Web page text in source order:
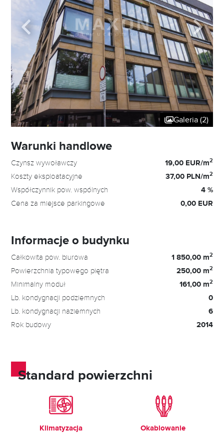
Galeria (2)
Warunki handlowe
Czynsz wywoławczy 19,00 EUR/m2
Koszty eksploatacyjne 37,00 PLN/m2
Współczynnik pow. wspólnych 4 %
Cena za miejsce parkingowe 0,00 EUR
Informacje o budynku
Całkowita pow. biurowa 1 850,00 m2
Powierzchnia typowego piętra 250,00 m2
Minimalny moduł 161,00 m2
Lb. kondygnacji podziemnych 0
Lb. kondygnacji naziemnych 6
Rok budowy 2014
Standard powierzchni
Klimatyzacja Okablowanie